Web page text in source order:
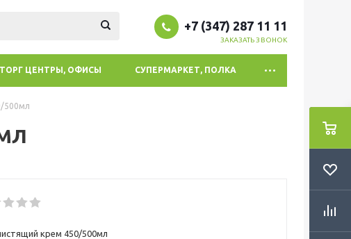
+7 (347) 287 11 11
ЗАКАЗАТЬ ЗВОНОК
ЦЕНТРЫ, ОФИСЫ СУПЕРМАРКЕТ, ПОЛКА
500мл
крем 450/500мл